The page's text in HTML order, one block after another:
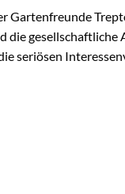
Gartenfreunde
die gesellschaftliche
seriösen